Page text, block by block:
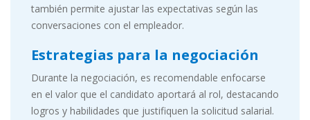
también permite ajustar las expectativas según las
conversaciones con el empleador.
Estrategias para la negociación
Durante la negociación, es recomendable enfocarse
en el valor que el candidato aportará al rol, destacando
logros y habilidades que justifiquen la solicitud salarial.